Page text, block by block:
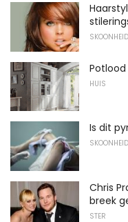
HUIS
Is dit
Chris
breek
STER